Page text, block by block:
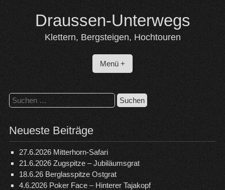
content
Draussen-Unterwegs
Klettern, Bergsteigen, Hochtouren
Menü +
Suchen
nach:
Neueste Beiträge
27.6.2026 Mitterhorn-Safari
21.6.2026 Zugspitze – Jubiläumsgrat
18.6.26 Berglasspitze Ostgrat
4.6.2026 Poker Face – Hinterer Tajakopf